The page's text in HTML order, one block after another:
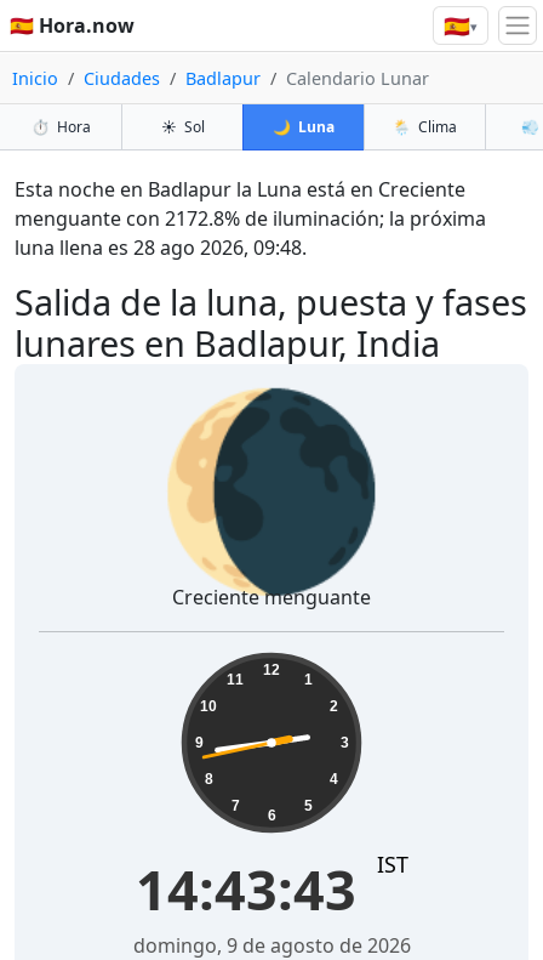
🇪🇸 Hora.now 🇪🇸▾
Inicio Ciudades Badlapur Calendario Lunar
⏱️ Hora ☀️ Sol 🌙 Luna 🌦️ Clima 💨
Salida de la luna, puesta y fases
lunares en Badlapur, India
Esta noche en Badlapur la Luna está en Creciente
menguante con 2172.8% de iluminación; la próxima
luna llena es 28 ago 2026, 09:48.
🌘
Creciente menguante
12
1
2
3
4
5
6
7
8
9
10
11
14:43:44 IST
domingo, 9 de agosto de 2026